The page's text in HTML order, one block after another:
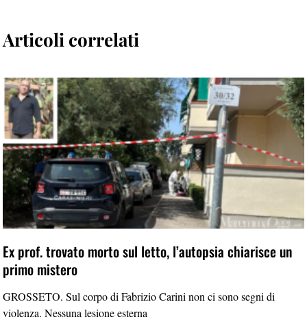
Articoli correlati
Ex prof. trovato morto sul letto, l’autopsia chiarisce un
primo mistero
GROSSETO. Sul corpo di Fabrizio Carini non ci sono segni di
violenza. Nessuna lesione esterna